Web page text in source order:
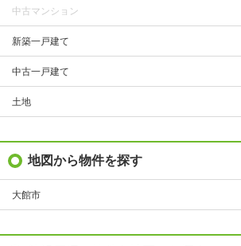
中古マンション
新築一戸建て
中古一戸建て
土地
地図から物件を探す
大館市